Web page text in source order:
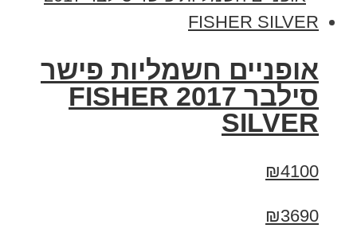
אופניים חשמליות פישר
סילבר 2017 FISHER
SILVER
₪4100
₪3690